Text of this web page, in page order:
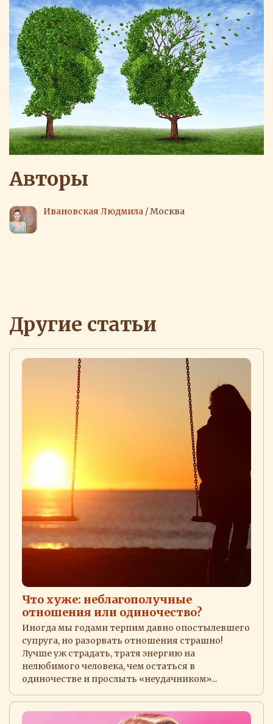
Авторы
Ивановская Людмила / Москва
Другие статьи
Что хуже: неблагополучные
отношения или одиночество?
Иногда мы годами терпим давно опостылевшего
супруга, но разорвать отношения страшно!
Лучше уж страдать, тратя энергию на
нелюбимого человека, чем остаться в
одиночестве и прослыть «неудачником»...